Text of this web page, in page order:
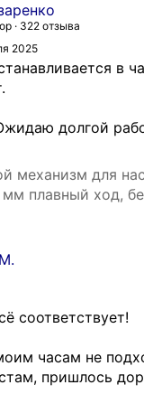
322 отзыва
2025
в
долгой
механизм для
мм плавный ход,
соответствует!
часам не
пришлось